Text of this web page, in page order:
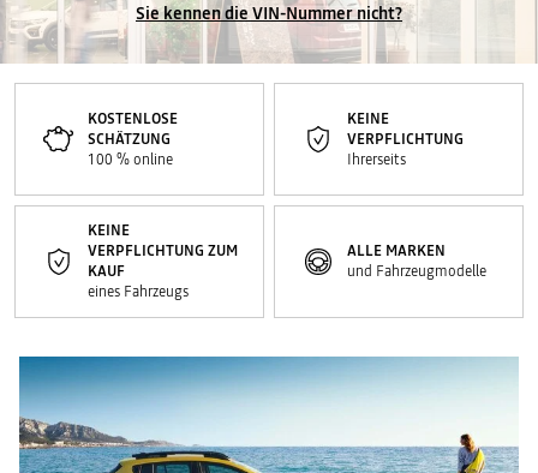
Sie kennen die VIN-Nummer nicht?
KOSTENLOSE
SCHÄTZUNG
100 % online
KEINE
VERPFLICHTUNG
Ihrerseits
KEINE
VERPFLICHTUNG ZUM
KAUF
eines Fahrzeugs
ALLE MARKEN
und Fahrzeugmodelle